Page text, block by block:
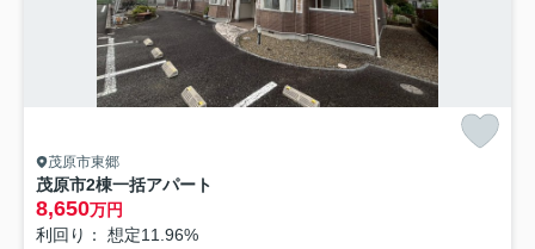
茂原市東郷
茂原市2棟一括アパート
8,650万円
利回り： 想定11.96%